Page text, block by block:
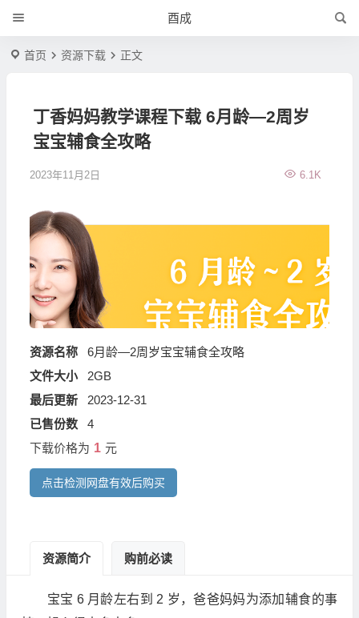
酉成
首页 资源下载 正文
丁香妈妈教学课程下载 6月龄—2周岁
宝宝辅食全攻略
2023年11月2日 6.1K
资源名称
6月龄—2周岁宝宝辅食全攻略
文件大小
2GB
最后更新
2023-12-31
已售份数
4
下载价格为 1 元
点击检测网盘有效后购买
资源简介 购前必读
宝宝 6 月龄左右到 2 岁，爸爸妈妈为添加辅食的事